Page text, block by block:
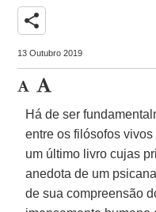
share
13 Outubro 2019
Há de ser
entre os filósofos
um último livro cujas
anedota de um
de sua compreensão